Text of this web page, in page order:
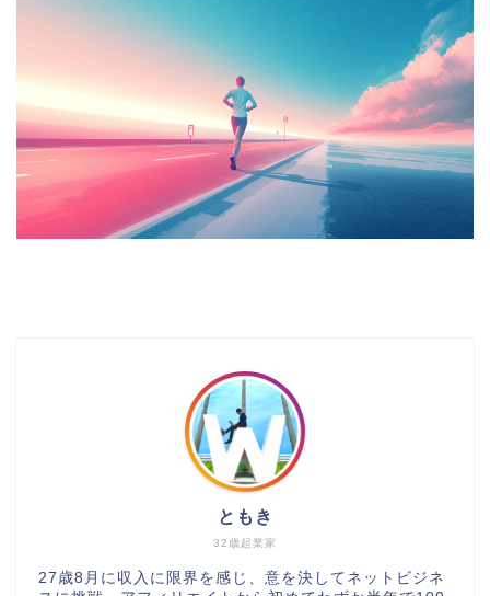
32歳起業家
ともき
27歳8月に収入に限界を感じ、意を決してネットビジネ